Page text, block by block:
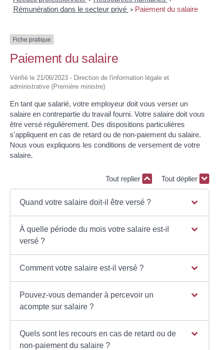
Rémunération dans le secteur privé > Paiement du salaire
Fiche pratique
Paiement du salaire
Vérifié le 21/06/2023 - Direction de l'information légale et
administrative (Première ministre)
En tant que salarié, votre employeur doit vous verser un
salaire en contrepartie du travail fourni. Votre salaire doit vous
être versé régulièrement. Des dispositions particulières
s'appliquent en cas de retard ou de non-paiement du salaire.
Nous vous expliquons les conditions de versement de votre
salaire.
Tout replier Tout déplier
Quand votre salaire doit-il être versé ?
À quelle période du mois votre salaire est-il
versé ?
Comment votre salaire est-il versé ?
Pouvez-vous demander à percevoir un
acompte sur salaire ?
Quels sont les recours en cas de retard ou de
non-paiement du salaire ?